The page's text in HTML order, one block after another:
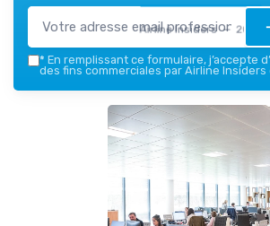
Airline Insiders — 2026
* En remplissant ce formulaire, j’accepte
des fins commerciales par Airline Insiders